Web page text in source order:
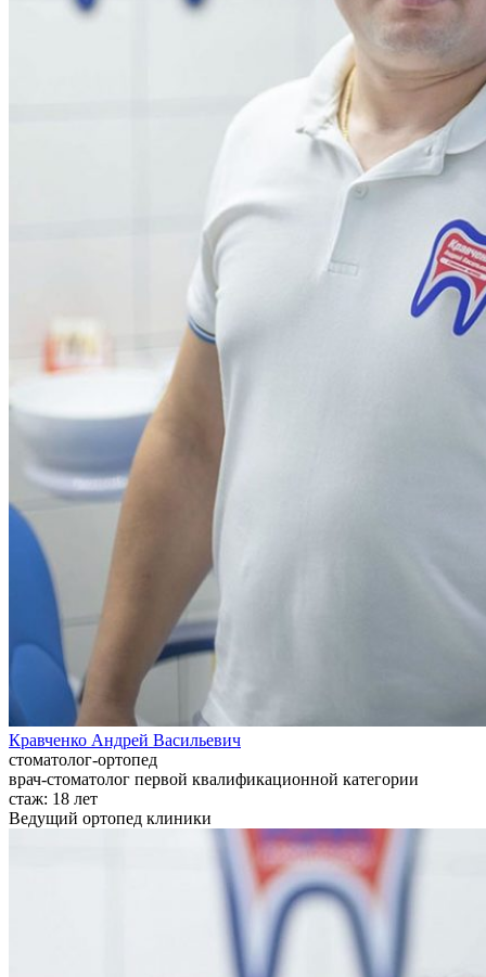
Кравченко Андрей Васильевич
cтоматолог-ортопед
врач-стоматолог первой квалификационной категории
стаж: 18 лет
Ведущий ортопед клиники